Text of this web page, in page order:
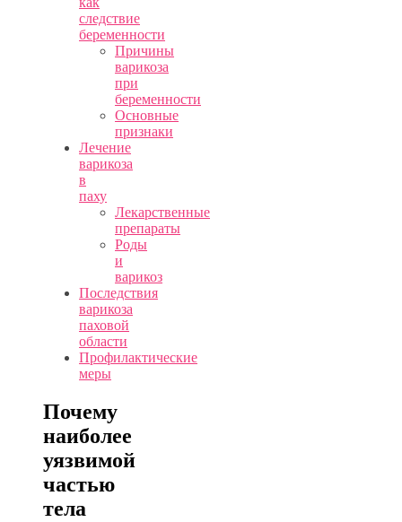
следствие
беременности
Причины
варикоза
при
беременности
Основные
признаки
Лечение
варикоза
в
паху
Лекарственные
препараты
Роды
и
варикоз
Последствия
варикоза
паховой
области
Профилактические
меры
Почему
наиболее
уязвимой
частью
тела